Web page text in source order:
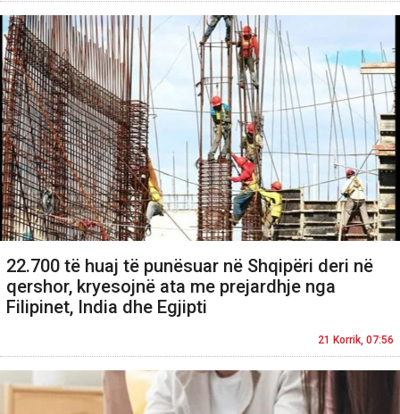
22.700 të huaj të punësuar në Shqipëri deri në
qershor, kryesojnë ata me prejardhje nga
Filipinet, India dhe Egjipti
21 Korrik, 07:56